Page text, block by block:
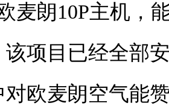
麦朗10P主机，
项目已经全部
欧麦朗空气能